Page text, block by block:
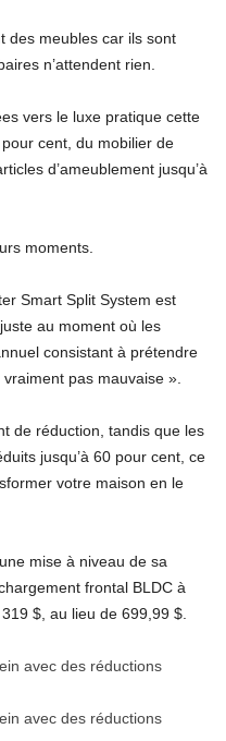
des meubles car ils sont
n’attendent rien.
vers le luxe pratique cette
cent, du mobilier de
d’ameublement jusqu’à
moments.
Smart Split System est
au moment où les
consistant à prétendre
pas mauvaise ».
de réduction, tandis que les
jusqu’à 60 pour cent, ce
votre maison en le
mise à niveau de sa
frontal BLDC à
$, au lieu de 699,99 $.